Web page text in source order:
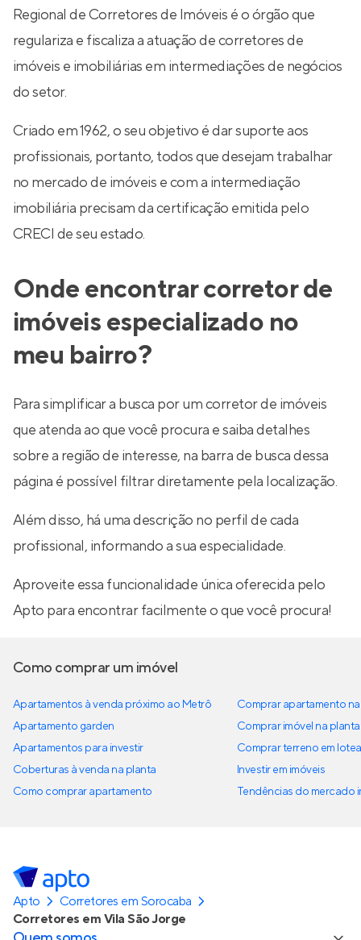
Regional de Corretores de Imóveis é o órgão que
regulariza e fiscaliza a atuação de corretores de
imóveis e imobiliárias em intermediações de negócios
do setor.
Criado em 1962, o seu objetivo é dar suporte aos
profissionais, portanto, todos que desejam trabalhar
no mercado de imóveis e com a intermediação
imobiliária precisam da certificação emitida pelo
CRECI de seu estado.
Onde encontrar corretor de
imóveis especializado no
meu bairro?
Para simplificar a busca por um corretor de imóveis
que atenda ao que você procura e saiba detalhes
sobre a região de interesse, na barra de busca dessa
página é possível filtrar diretamente pela localização.
Além disso, há uma descrição no perfil de cada
profissional, informando a sua especialidade.
Aproveite essa funcionalidade única oferecida pelo
Apto para encontrar facilmente o que você procura!
Como comprar um imóvel
Apartamentos à venda próximo ao Metrô
Apartamento garden
Apartamentos para investir
Coberturas à venda na planta
Como comprar apartamento
Comprar apartamento
Comprar imóvel na planta
Comprar terreno em
Investir em imóveis
Tendências do mercado
Apto
Corretores em Sorocaba
Corretores em Vila São Jorge